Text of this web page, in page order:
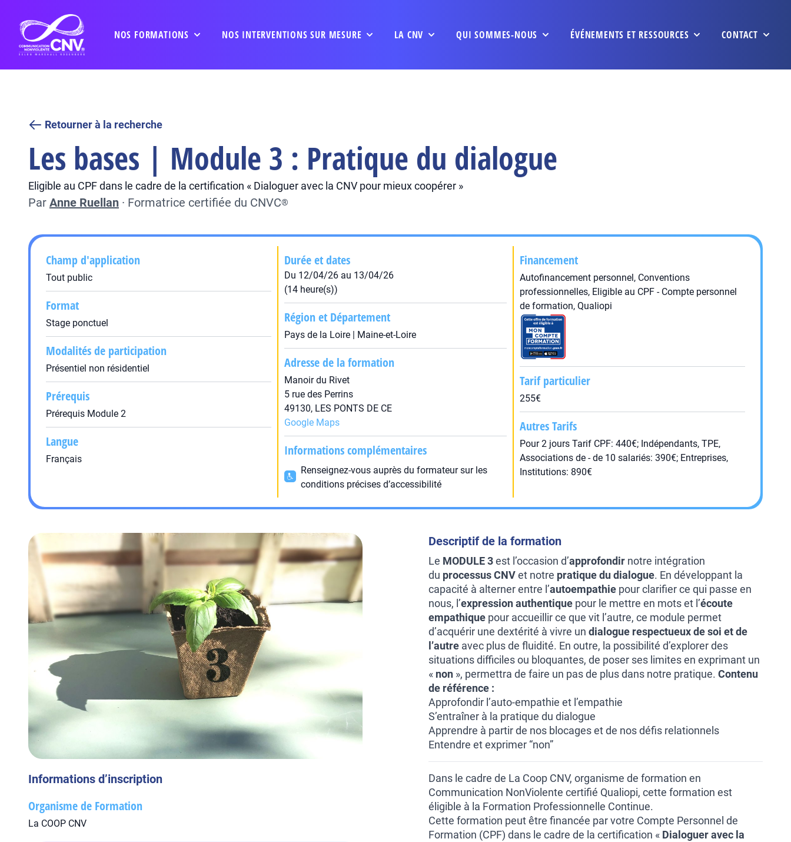
NOS FORMATIONS NOS INTERVENTIONS SUR MESURE LA CNV QUI SOMMES-NOUS ÉVÉNEMENTS ET RESSOURCES CONTACT
Retourner à la recherche
Les bases | Module 3 : Pratique du dialogue
Eligible au CPF dans le cadre de la certification « Dialoguer avec la CNV pour mieux coopérer »
Par Anne Ruellan · Formatrice certifiée du CNVC®
Champ d'application
Tout public
Format
Stage ponctuel
Modalités de participation
Présentiel non résidentiel
Prérequis
Prérequis Module 2
Langue
Français
Durée et dates
Du 12/04/26 au 13/04/26
(14 heure(s))
Région et Département
Pays de la Loire | Maine-et-Loire
Adresse de la formation
Manoir du Rivet
5 rue des Perrins
49130, LES PONTS DE CE
Google Maps
Informations complémentaires
Renseignez-vous auprès du formateur sur les
conditions précises d’accessibilité
Financement
Autofinancement personnel, Conventions
professionnelles, Eligible au CPF - Compte personnel
de formation, Qualiopi
Tarif particulier
255€
Autres Tarifs
Pour 2 jours Tarif CPF: 440€; Indépendants, TPE,
Associations de - de 10 salariés: 390€; Entreprises,
Institutions: 890€
Informations d’inscription
Organisme de Formation
La COOP CNV
Descriptif de la formation
Le MODULE 3est l’occasion d’approfondir notre intégration
du processus CNVet notre pratique du dialogue. En développant la
capacité à alterner entre l’autoempathie pour clarifier ce qui passe en
nous, l’expression authentique pour le mettre en mots et l’écoute
empathique pour accueillir ce que vit l’autre, ce module permet
d’acquérir une dextérité à vivre un dialogue respectueux de soi et de
l’autre avec plus de fluidité. En outre, la possibilité d’explorer des
situations difficiles ou bloquantes, de poser ses limites en exprimant un
« non », permettra de faire un pas de plus dans notre pratique. Contenu
de référence :
Approfondir l’auto-empathie et l’empathie
S’entraîner à la pratique du dialogue
Apprendre à partir de nos blocages et de nos défis relationnels
Entendre et exprimer “non”
Dans le cadre de La Coop CNV, organisme de formation en
Communication NonViolente certifié Qualiopi, cette formation est
éligible à la Formation Professionnelle Continue.
Cette formation peut être financée par votre Compte Personnel de
Formation (CPF) dans le cadre de la certification « Dialoguer avec la